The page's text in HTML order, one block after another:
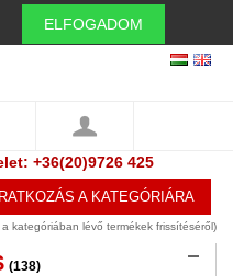
ELFOGADOM
+36(20)9726 425
A KATEGÓRIÁRA
kategóriában lévő termékek frissítéséről)
(3)
(138)